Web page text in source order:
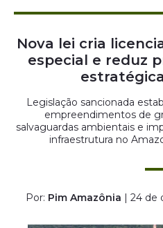
Nova lei cria
especial e reduz
Legislação sancionada
empreendimentos de
salvaguardas ambientais e
infraestrutura no
Por: Pim Amazônia | 24 de